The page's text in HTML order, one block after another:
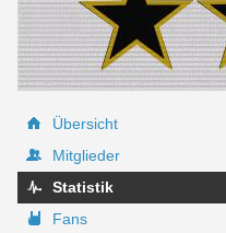
Übersicht
Mitglieder
Statistik
Fans